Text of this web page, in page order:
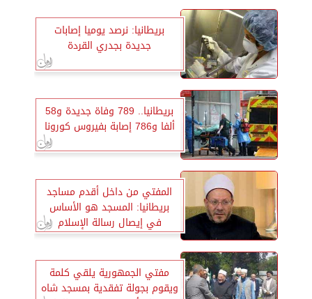
بريطانيا: نرصد يوميا إصابات
جديدة بجدري القردة
بريطانيا.. 789 وفاة جديدة و58
ألفا و786 إصابة بفيروس كورونا
المفتي من داخل أقدم مساجد
بريطانيا: المسجد هو الأساس
في إيصال رسالة الإسلام
مفتي الجمهورية يلقي كلمة
ويقوم بجولة تفقدية بمسجد شاه